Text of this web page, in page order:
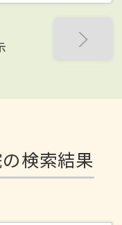
検索結果